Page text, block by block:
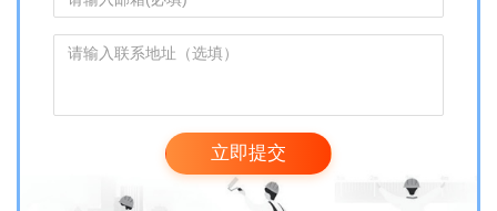
立即提交